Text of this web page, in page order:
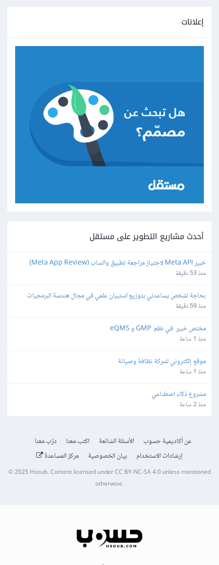
إعلانات
أحدث مشاريع التطوير على مستقل
لمنصة SaaS
منذ 53 دقيقة
بحاجة لشخص يساعدني بتوزيع استبيان علمي في مجال هندسة البرمجيات
منذ 59 دقيقة
مختص خبير  في نظم  GMP و eQMS
منذ 1 ساعة
موقع إلكتروني لشركة نظافة وصيانة
منذ 1 ساعة
مشروع ذكاء اصطناعي
منذ 2 ساعة
عن أكاديمية حسوب الأسئلة الشائعة اكتب معنا
درّب معنا
إرشادات الاستخدام
بيان الخصوصية مركز المساعدة
© 2025 Hsoub.Content licensed underCC BY-NC-SA 4.0unless mentioned
otherwise.